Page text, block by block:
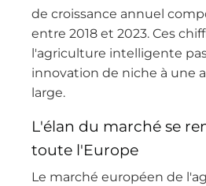
de croissance annuel
entre 2018 et 2023. Ces
l'agriculture intelligente
innovation de niche à une
large.
L'élan du marché se
toute l'Europe
Le marché européen de